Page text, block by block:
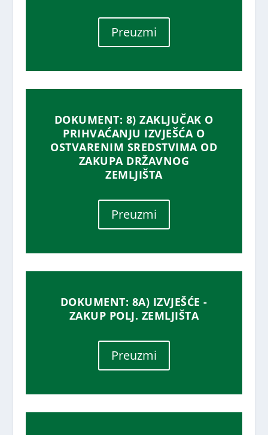
Preuzmi
DOKUMENT: 8) ZAKLJUČAK O
PRIHVAĆANJU IZVJEŠĆA O
OSTVARENIM SREDSTVIMA OD
ZAKUPA DRŽAVNOG
ZEMLJIŠTA
Preuzmi
DOKUMENT: 8A) IZVJEŠĆE -
ZAKUP POLJ. ZEMLJIŠTA
Preuzmi